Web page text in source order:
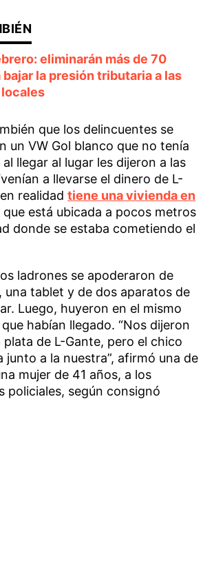
eliminarán más de 70
bajar la presión tributaria a las
que los delincuentes se
un VW Gol blanco que no tenía
llegar al lugar les dijeron a las
a llevarse el dinero de L-
realidad tiene una vivienda en
que está ubicada a pocos metros
donde se estaba cometiendo el
ladrones se apoderaron de
una tablet y de dos aparatos de
Luego, huyeron en el mismo
habían llegado. “Nos dijeron
plata de L-Gante, pero el chico
junto a la nuestra”, afirmó una de
mujer de 41 años, a los
policiales, según consignó